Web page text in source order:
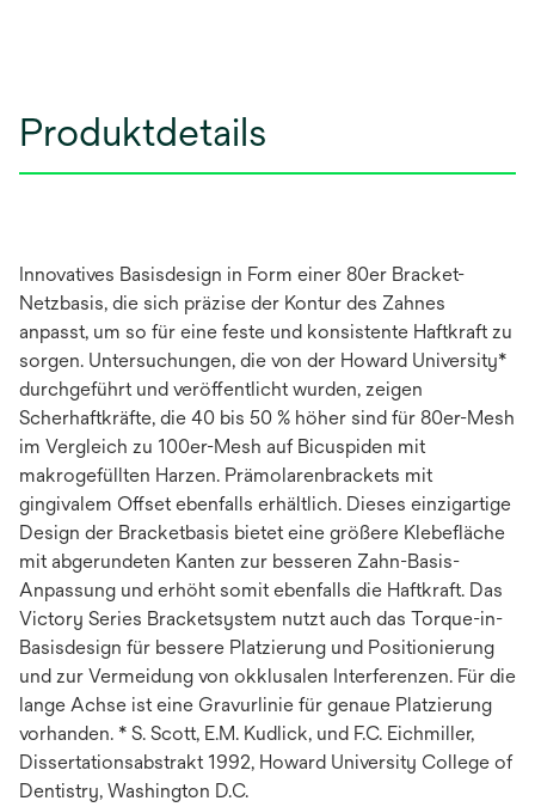
Produktdetails
Innovatives Basisdesign in Form einer 80er Bracket-
Netzbasis, die sich präzise der Kontur des Zahnes
anpasst, um so für eine feste und konsistente Haftkraft zu
sorgen. Untersuchungen, die von der Howard University*
durchgeführt und veröffentlicht wurden, zeigen
Scherhaftkräfte, die 40 bis 50 % höher sind für 80er-Mesh
im Vergleich zu 100er-Mesh auf Bicuspiden mit
makrogefüllten Harzen. Prämolarenbrackets mit
gingivalem Offset ebenfalls erhältlich. Dieses einzigartige
Design der Bracketbasis bietet eine größere Klebefläche
mit abgerundeten Kanten zur besseren Zahn-Basis-
Anpassung und erhöht somit ebenfalls die Haftkraft. Das
Victory Series Bracketsystem nutzt auch das Torque-in-
Basisdesign für bessere Platzierung und Positionierung
und zur Vermeidung von okklusalen Interferenzen. Für die
lange Achse ist eine Gravurlinie für genaue Platzierung
vorhanden. * S. Scott, E.M. Kudlick, und F.C. Eichmiller,
Dissertationsabstrakt 1992, Howard University College of
Dentistry, Washington D.C.